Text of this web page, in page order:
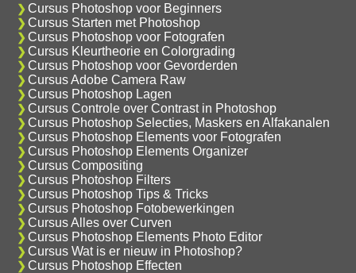
Cursus Photoshop voor Beginners
Cursus Starten met Photoshop
Cursus Photoshop voor Fotografen
Cursus Kleurtheorie en Colorgrading
Cursus Photoshop voor Gevorderden
Cursus Adobe Camera Raw
Cursus Photoshop Lagen
Cursus Controle over Contrast in Photoshop
Cursus Photoshop Selecties, Maskers en Alfakanalen
Cursus Photoshop Elements voor Fotografen
Cursus Photoshop Elements Organizer
Cursus Compositing
Cursus Photoshop Filters
Cursus Photoshop Tips & Tricks
Cursus Photoshop Fotobewerkingen
Cursus Alles over Curven
Cursus Photoshop Elements Photo Editor
Cursus Wat is er nieuw in Photoshop?
Cursus Photoshop Effecten